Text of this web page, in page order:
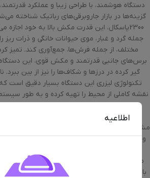
اطلاعیه
دستگاه هوشمند، با طراحی زیبا و عملکرد
گزینه‌ها در بازار جاروبرقی‌های رباتیک شناخته
2300پاسکال، این قدرت مکش بالا به خود اجازه
جمله گرد و غبار، موی حیوانات خانگی و ذرات ریز
مختلف، از جمله فرش‌ها، جمع‌آوری کند. تمیز
برس‌های جانبی قدرتمند و مکش قوی، این دستگاه
گیر کرده در درزها و شکاف‌ها را نیز از بین
تکنولوژی لیزری این دستگاه بسیار دقیق است
نقشه کاملی از محیط را تهیه کرده و به طور
خانه را تمیز کند. تعیین مناطق ممنوعه، با
می‌توانید به راحتی مناطقی را که نمی‌خواهید
مشخص کنید. برنامه‌ریزی نظافت، امکان تنظیم
وجود دارد تا بتوانید در هر زمانی که می‌خواهید،
می‌کند و به صورت خودکار به پایه شارژ باز
باعث می‌شود که در هنگام کار مزاحمتی برای شما